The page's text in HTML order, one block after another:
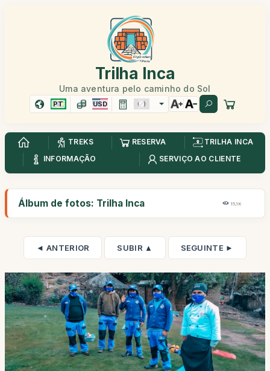
Trilha Inca
Uma aventura pelo caminho do Sol
PT USD
TREKS RESERVA
TRILHA INCA
INFORMAÇÃO
SERVIÇO AO CLIENTE
Álbum de fotos: Trilha Inca 15,1K
◄ ANTERIOR SUBIR ▲ SEGUINTE ►